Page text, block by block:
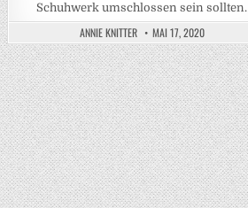
Schuhwerk umschlossen sein sollten.
ANNIE KNITTER MAI 17, 2020